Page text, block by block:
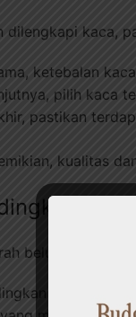
dilengkapi kaca,
ketebalan
pilih kaca
pastikan
kualitas
belum tentu
spesifikasi